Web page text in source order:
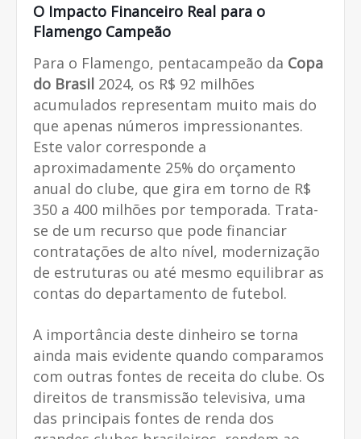
O Impacto Financeiro Real para o
Flamengo Campeão
Para o Flamengo, pentacampeão da Copa
do Brasil 2024, os R$ 92 milhões
acumulados representam muito mais do
que apenas números impressionantes.
Este valor corresponde a
aproximadamente 25% do orçamento
anual do clube, que gira em torno de R$
350 a 400 milhões por temporada. Trata-
se de um recurso que pode financiar
contratações de alto nível, modernização
de estruturas ou até mesmo equilibrar as
contas do departamento de futebol.
A importância deste dinheiro se torna
ainda mais evidente quando comparamos
com outras fontes de receita do clube. Os
direitos de transmissão televisiva, uma
das principais fontes de renda dos